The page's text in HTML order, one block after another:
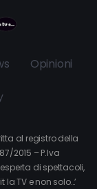
Opinioni
al registro della
2015 – P.Iva
di spettacoli,
TV e non solo…’